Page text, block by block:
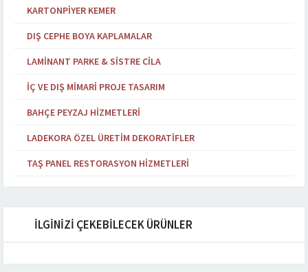
KARTONPIYER KEMER
DIŞ CEPHE BOYA KAPLAMALAR
LAMINANT PARKE & SISTRE CILA
İÇ VE DIŞ MIMARI PROJE TASARIM
BAHÇE PEYZAJ HIZMETLERI
LADEKORA ÖZEL ÜRETIM DEKORATIFLER
TAŞ PANEL RESTORASYON HIZMETLERI
İLGİNİZİ ÇEKEBİLECEK ÜRÜNLER